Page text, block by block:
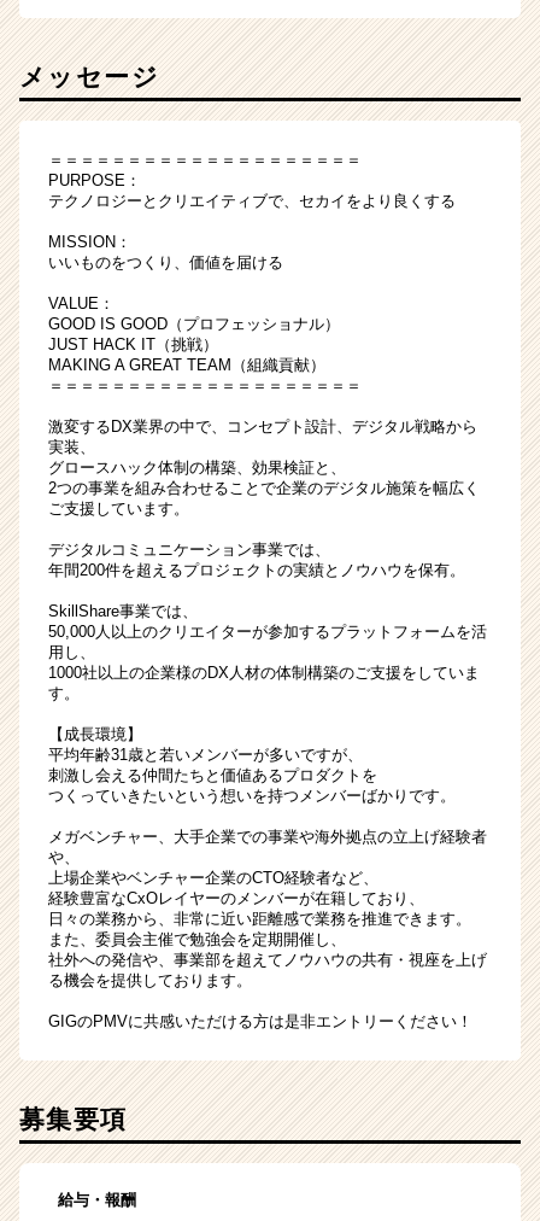
メッセージ
＝＝＝＝＝＝＝＝＝＝＝＝＝＝＝＝＝＝＝＝
PURPOSE：
テクノロジーとクリエイティブで、セカイをより良くする
MISSION：
いいものをつくり、価値を届ける
VALUE：
GOOD IS GOOD（プロフェッショナル）
JUST HACK IT（挑戦）
MAKING A GREAT TEAM（組織貢献）
＝＝＝＝＝＝＝＝＝＝＝＝＝＝＝＝＝＝＝＝
激変するDX業界の中で、コンセプト設計、デジタル戦略から
実装、
グロースハック体制の構築、効果検証と、
2つの事業を組み合わせることで企業のデジタル施策を幅広く
ご支援しています。
デジタルコミュニケーション事業では、
年間200件を超えるプロジェクトの実績とノウハウを保有。
SkillShare事業では、
50,000人以上のクリエイターが参加するプラットフォームを活
用し、
1000社以上の企業様のDX人材の体制構築のご支援をしていま
す。
【成長環境】
平均年齢31歳と若いメンバーが多いですが、
刺激し会える仲間たちと価値あるプロダクトを
つくっていきたいという想いを持つメンバーばかりです。
メガベンチャー、大手企業での事業や海外拠点の立上げ経験者
や、
上場企業やベンチャー企業のCTO経験者など、
経験豊富なCxOレイヤーのメンバーが在籍しており、
日々の業務から、非常に近い距離感で業務を推進できます。
また、委員会主催で勉強会を定期開催し、
社外への発信や、事業部を超えてノウハウの共有・視座を上げ
る機会を提供しております。
GIGのPMVに共感いただける方は是非エントリーください！
募集要項
給与・報酬